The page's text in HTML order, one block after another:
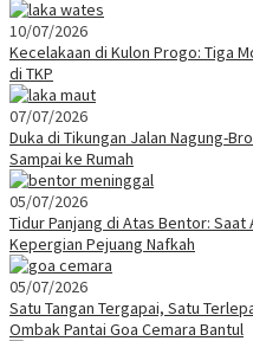
10/07/2026
Kecelakaan di Kulon Progo: Tiga
di TKP
07/07/2026
Duka di Tikungan Jalan Nagung-
Sampai ke Rumah
05/07/2026
Tidur Panjang di Atas Bentor:
Kepergian Pejuang Nafkah
05/07/2026
Satu Tangan Tergapai, Satu
Ombak Pantai Goa Cemara Bantul